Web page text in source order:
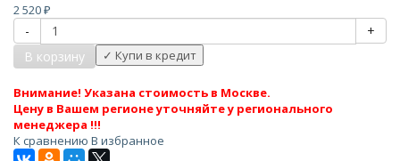
2 520 ₽
-
+
В корзину
Внимание! Указана стоимость в Москве.
Цену в Вашем регионе уточняйте у регионального
менеджера !!!
К сравнению В избранное